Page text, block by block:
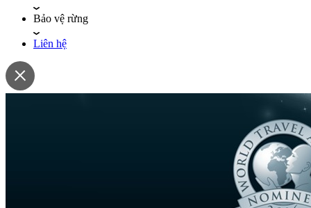
Bảo vệ rừng
Liên hệ